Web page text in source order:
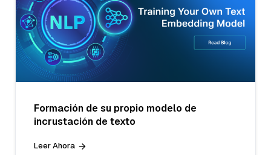
Formación de su propio modelo de
incrustación de texto
Leer Ahora